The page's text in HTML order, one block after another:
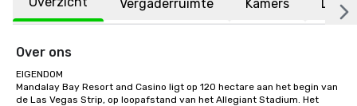
Vergaderruimte Kamers
Over ons
EIGENDOM
Mandalay Bay Resort and Casino ligt op 120 hectare aan het begin van
de Las Vegas Strip, op loopafstand van het Allegiant Stadium. Het